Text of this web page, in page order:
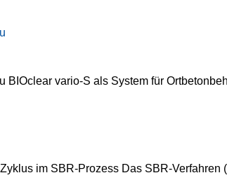
BIOclear vario-S als System für
im SBR-Prozess Das SBR-